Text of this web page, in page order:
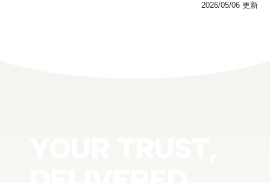
2026/05/06 更新